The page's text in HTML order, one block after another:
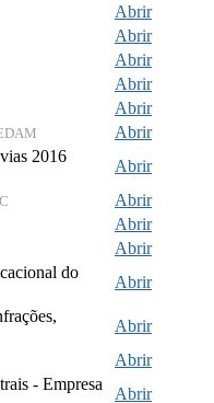
Abrir
Abrir
Abrir
Abrir
Abrir
Abrir
2016
Abrir
Abrir
Abrir
Abrir
do
Abrir
Abrir
Abrir
- Empresa
Abrir